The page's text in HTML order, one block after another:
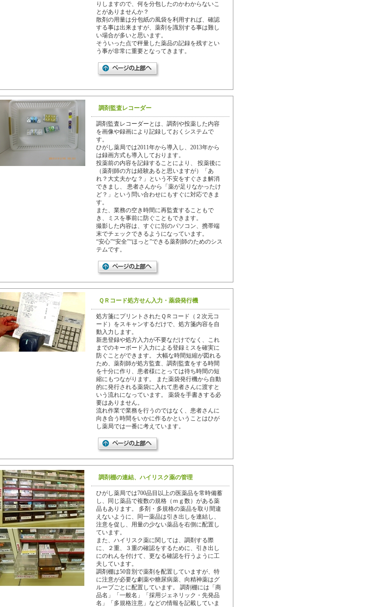
りしますので、何を分包したのかわからないこ
とがありませんか？
散剤の用量は分包紙の風袋を利用すれば、確認
する事は出来ますが、薬剤を識別する事は難し
い場合が多いと思います。
そういった点で秤量した薬品の記録を残すとい
う事が非常に重要となってきます。
調剤監査レコーダー
調剤監査レコーダーとは、調剤や投薬した内容
を画像や録画により記録しておくシステムで
す。
ひがし薬局では2011年から導入し、2013年から
は録画方式も導入しております。
投薬前の内容を記録することにより、 投薬後に
（薬剤師の方は経験あると思いますが）「あ
れ？大丈夫かな？」という不安をすぐさま解消
できまし、 患者さんから「薬が足りなかったけ
ど？」という問い合わせにもすぐに対応できま
す。
また、業務の空き時間に再監査することもで
き、ミスを事前に防ぐこともできます。
撮影した内容は、すぐに別のパソコン、携帯端
末でチェックできるようになっています。
“安心”“安全”“ほっと”できる薬剤師のためのシス
テムです。
ＱＲコード処方せん入力・薬袋発行機
処方箋にプリントされたＱＲコード（２次元コ
ード）をスキャンするだけで、処方箋内容を自
動入力します。
新患登録や処方入力が不要なだけでなく、これ
までのキーボード入力による登録ミスを確実に
防ぐことができます。 大幅な時間短縮が図れる
ため、薬剤師が処方監査、調剤監査をする時間
を十分に作り、患者様にとっては待ち時間の短
縮にもつながります。 また薬袋発行機から自動
的に発行される薬袋に入れて患者さんに渡すと
いう流れになっています。 薬袋を手書きする必
要はありません。
流れ作業で業務を行うのではなく、患者さんに
向き合う時間をいかに作るかということはひが
し薬局では一番に考えています。
調剤棚の連結、ハイリスク薬の管理
ひがし薬局では700品目以上の医薬品を常時備蓄
し、同じ薬品で複数の規格（ｍｇ数）がある薬
品もあります。 多剤・多規格の薬品を取り間違
えないように、同一薬品は引き出しを連結し、
注意を促し、用量の少ない薬品を右側に配置し
ています。
また、ハイリスク薬に関しては、調剤する際
に、２重、３重の確認をするために、引き出し
にのれんを付けて、更なる確認を行うように工
夫しています。
調剤棚は50音別で薬剤を配置していますが、特
に注意が必要な劇薬や糖尿病薬、向精神薬はグ
ループごとに配置しています。 調剤棚には「商
品名」「一般名」「採用ジェネリック・先発品
名」「多規格注意」などの情報を記載していま